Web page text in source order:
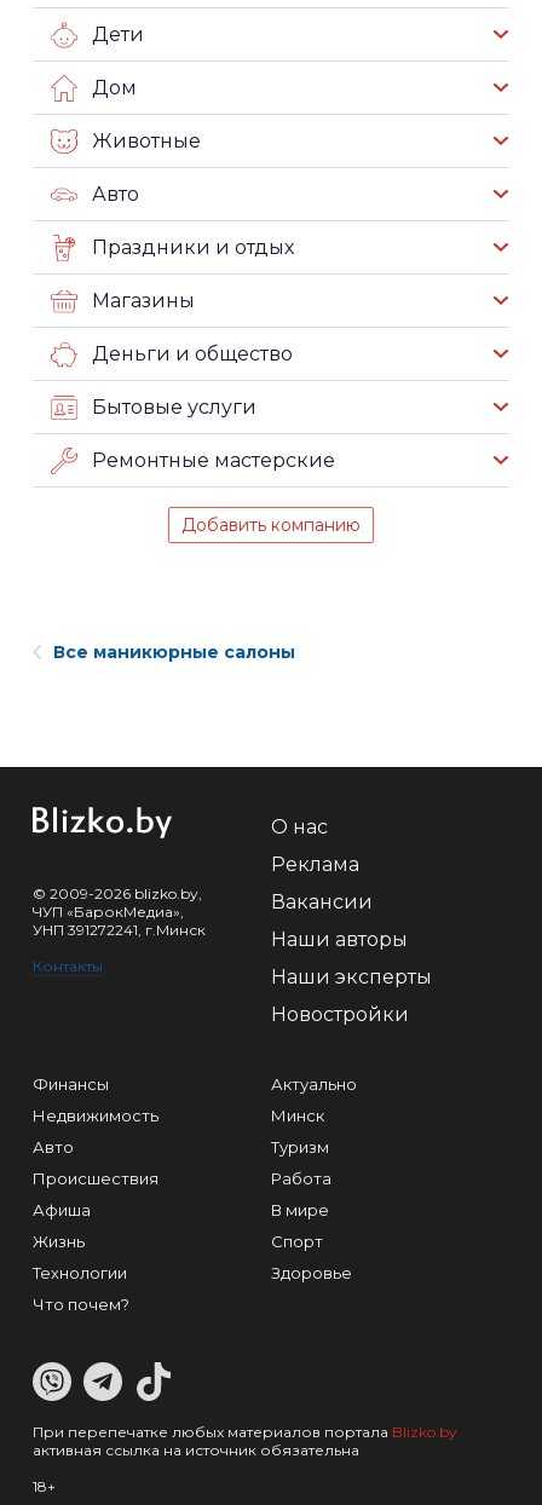
Дети
Дом
Животные
Авто
Праздники и отдых
Магазины
Деньги и общество
Бытовые услуги
Ремонтные мастерские
Добавить компанию
Все маникюрные салоны
© 2009-2026 blizko.by,
ЧУП «БарокМедиа»,
УНП 391272241, г.Минск
Контакты
О нас
Реклама
Вакансии
Наши авторы
Наши эксперты
Новостройки
Финансы
Недвижимость
Авто
Происшествия
Афиша
Жизнь
Технологии
Что почем?
Актуально
Минск
Туризм
Работа
В мире
Спорт
Здоровье
При перепечатке любых материалов портала Blizko.by
активная ссылка на источник обязательна
18+